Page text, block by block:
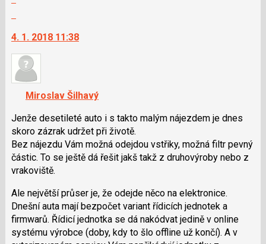
pro
předchozí
nový
názor
další
názor.
navigaci
lze
použít
i
klávesy
N
pro
a
P
pro
předchozí
4. 1. 2018 11:38
Miroslav Šilhavý
Jenže desetileté auto i s takto malým nájezdem je dnes
skoro zázrak udržet při životě.
Bez nájezdu Vám možná odejdou vstřiky, možná filtr pevný
částic. To se ještě dá řešit jakš takž z druhovýroby nebo z
vrakoviště.
Ale největší průser je, že odejde něco na elektronice.
Dnešní auta mají bezpočet variant řídicích jednotek a
firmwarů. Řídicí jednotka se dá nakódvat jedině v online
systému výrobce (doby, kdy to šlo offline už končí). A v